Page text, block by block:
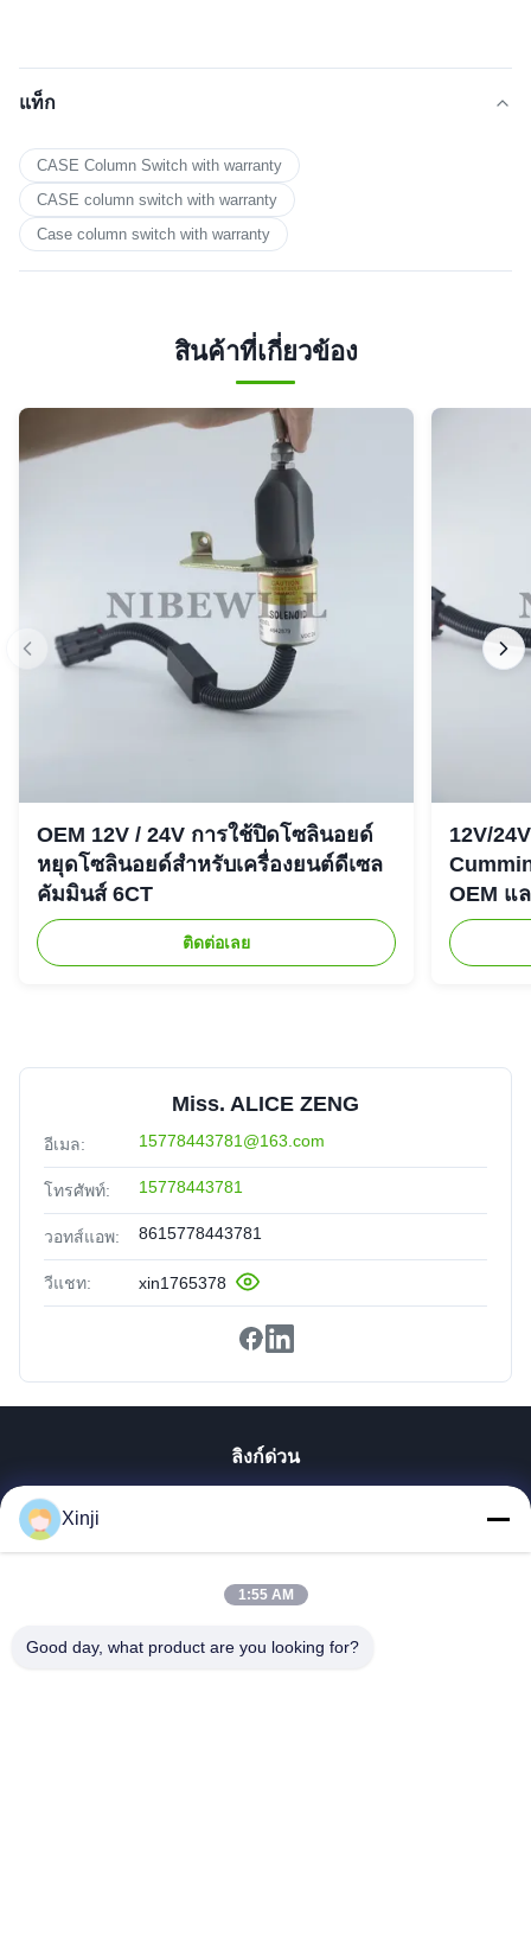
แท็ก
CASE Column Switch with warranty
CASE column switch with warranty
Case column switch with warranty
สินค้าที่เกี่ยวข้อง
OEM 12V / 24V การใช้ปิดโซลินอยด์
หยุดโซลินอยด์สำหรับเครื่องยนต์ดีเซล
คัมมินส์ 6CT
ติดต่อเลย
12V/
OEM แ
Miss. ALICE ZENG
อีเมล: 15778443781@163.com
โทรศัพท์: 15778443781
วอทส์แอพ: 8615778443781
วีแชท: xin1765378
ลิงก์ด่วน
การควบคุมคุณภาพ
Xinji
1:55 AM
Good day, what product are you looking for?